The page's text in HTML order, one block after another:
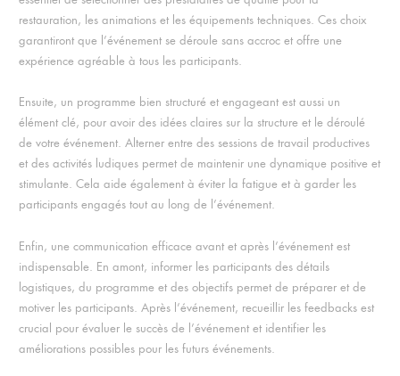
restauration, les animations et les équipements techniques. Ces choix
garantiront que l’événement se déroule sans accroc et offre une
expérience agréable à tous les participants.
Ensuite, un programme bien structuré et engageant est aussi un
élément clé, pour avoir des idées claires sur la structure et le déroulé
de votre événement. Alterner entre des sessions de travail productives
et des activités ludiques permet de maintenir une dynamique positive et
stimulante. Cela aide également à éviter la fatigue et à garder les
participants engagés tout au long de l’événement.
Enfin, une communication efficace avant et après l’événement est
indispensable. En amont, informer les participants des détails
logistiques, du programme et des objectifs permet de préparer et de
motiver les participants. Après l’événement, recueillir les feedbacks est
crucial pour évaluer le succès de l’événement et identifier les
améliorations possibles pour les futurs événements.